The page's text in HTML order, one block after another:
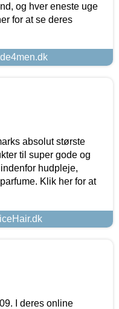
og hver eneste uge
for at se deres
absolut største
til super gode og
hudpleje,
Klik her for at
I deres online